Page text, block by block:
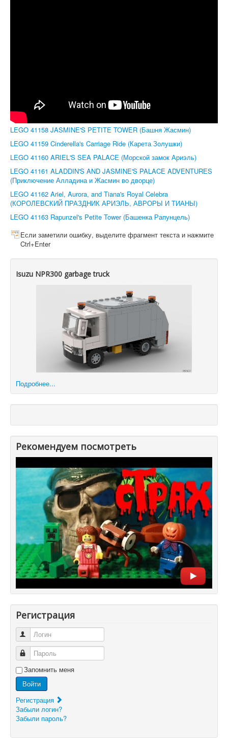
LEGO 41158 JASMINE'S PETITE TOWER (Башня Жасмин)
LEGO 41159 Cinderella's Carriage Ride (Карета Золушки)
LEGO 41160 ARIEL'S SEA PALACE (Морской замок Ариэль)
LEGO 41161 ALADDIN'S AND JASMINE'S PALACE ADVENTURES
(Приключение Алладина и Жасмин во дворце)
LEGO 41162 Ariel, Aurora, and Tiana's Royal Celebra
(КОРОЛЕВСКИЙ ПРАЗДНИК АРИЭЛЬ, АВРОРЫ И ТИАНЫ)
LEGO 41163 Rapunzel's Petite Tower (Башенка Рапунцель)
Если заметили ошибку, выделите фрагмент текста и нажмите
Ctrl+Enter
Isuzu NPR300 garbage truck
Подробнее...
Рекомендуем посмотреть
Регистрация
Логин
Пароль
Запомнить меня
Войти
Регистрация
Забыли логин?
Забыли пароль?